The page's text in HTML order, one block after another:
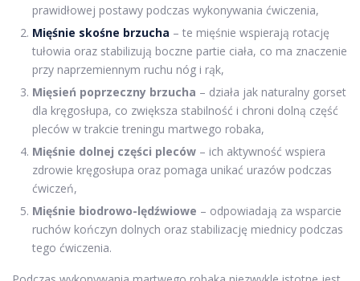
prawidłowej postawy podczas wykonywania ćwiczenia,
Mięśnie skośne brzucha – te mięśnie wspierają rotację
tułowia oraz stabilizują boczne partie ciała, co ma znaczenie
przy naprzemiennym ruchu nóg i rąk,
Mięsień poprzeczny brzucha – działa jak naturalny gorset
dla kręgosłupa, co zwiększa stabilność i chroni dolną część
pleców w trakcie treningu martwego robaka,
Mięśnie dolnej części pleców – ich aktywność wspiera
zdrowie kręgosłupa oraz pomaga unikać urazów podczas
ćwiczeń,
Mięśnie biodrowo-lędźwiowe – odpowiadają za wsparcie
ruchów kończyn dolnych oraz stabilizację miednicy podczas
tego ćwiczenia.